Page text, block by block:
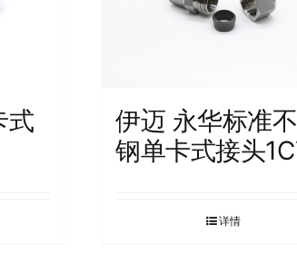
式
伊迈 永华标准
钢单卡式接头
详情